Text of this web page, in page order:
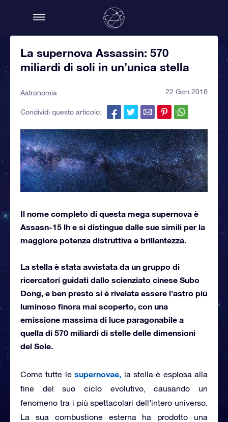
La supernova Assassin: 570
miliardi di soli in un’unica stella
Astronomia 22 Gen 2016
Condividi questo articolo:
Il nome completo di questa mega supernova è
Assasn-15 lh e si distingue dalle sue simili per la
maggiore potenza distruttiva e brillantezza.
La stella è stata avvistata da un gruppo di
ricercatori guidati dallo scienziato cinese Subo
Dong, e ben presto si è rivelata essere l'astro più
luminoso finora mai scoperto, con una
emissione massima di luce paragonabile a
quella di 570 miliardi di stelle delle dimensioni
del Sole.
Come tutte lesupernovae, la stella è esplosa alla
fine del suo ciclo evolutivo, causando un
fenomeno tra i più spettacolari dell’intero universo.
La sua combustione esterna ha prodotto una